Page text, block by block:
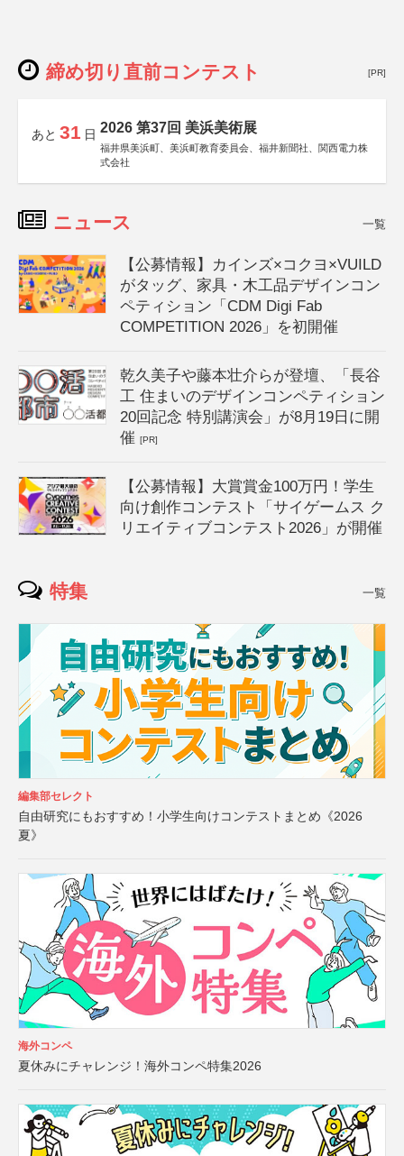
締め切り直前コンテスト [PR]
あと 31 日 2026 第37回 美浜美術展
福井県美浜町、美浜町教育委員会、福井新聞社、関西電力株
式会社
ニュース 一覧
【公募情報】カインズ×コクヨ×VUILD
がタッグ、家具・木工品デザインコン
ペティション「CDM Digi Fab
COMPETITION 2026」を初開催
乾久美子や藤本壮介らが登壇、「長谷
工 住まいのデザインコンペティション
20回記念 特別講演会」が8月19日に開
催[PR]
【公募情報】大賞賞金100万円！学生
向け創作コンテスト「サイゲームス ク
リエイティブコンテスト2026」が開催
特集 一覧
編集部セレクト
自由研究にもおすすめ！小学生向けコンテストまとめ《2026
夏》
海外コンペ
夏休みにチャレンジ！海外コンペ特集2026